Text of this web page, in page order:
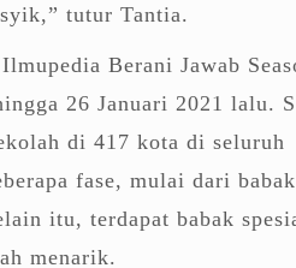
tutur Tantia.
Berani Jawab
26 Januari 2021 lalu.
di 417 kota di seluruh
fase, mulai dari babak
itu, terdapat babak
menarik.